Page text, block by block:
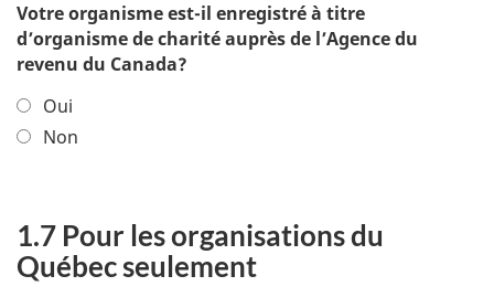
Votre organisme est-il enregistré à titre
d’organisme de charité auprès de l’Agence du
revenu du Canada?
Oui
Non
1.7 Pour les organisations du
Québec seulement